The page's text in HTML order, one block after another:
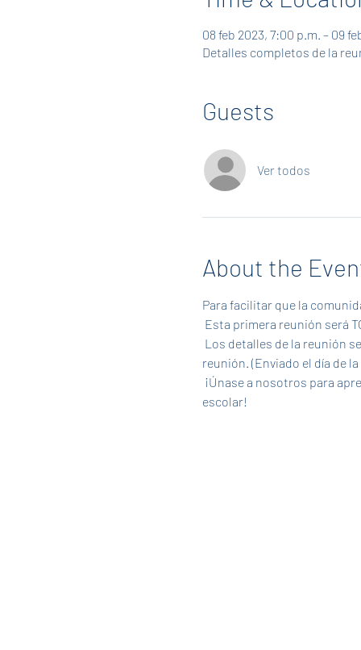
08 feb 2023, 7:00 p.m. – 09
Detalles completos de la
Guests
Ver todos
About the
Para facilitar que la
Esta primera reunión será
reunión. (Enviado el día de
escolar!